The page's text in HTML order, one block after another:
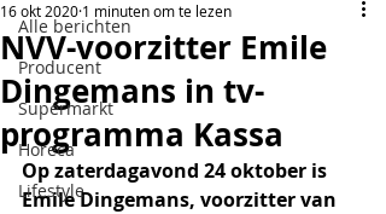
Alle berichten
Producent
Supermarkt
Horeca
Lifestyle
NVV-voorzitter Emile
Dingemans in tv-
programma Kassa
16 okt 2020 1 minuten om te lezen
Op zaterdagavond 24 oktober is
Emile Dingemans, voorzitter van